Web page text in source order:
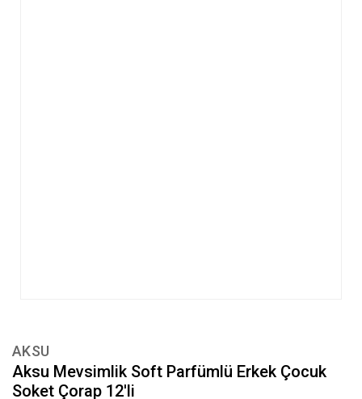
AKSU
Aksu Mevsimlik Soft Parfümlü Erkek Çocuk
Soket Çorap 12'li